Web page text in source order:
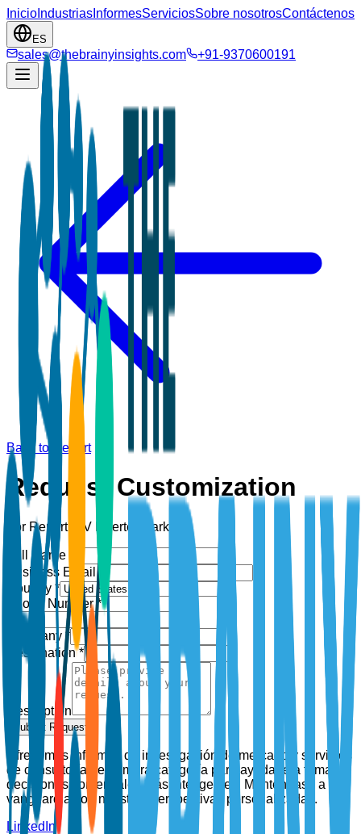
Inicio Industrias InformesServiciosSobre nosotrosContáctenos
ES
sales@thebrainyinsights.com +91-9370600191
Back to Report
Request Customization
For Report: PV Inverter Market
Full Name *
Business Email *
Country *
Phone Number *
Company *
Designation *
Description
Submit Request
Ofrecemos informes de investigación de mercado y servicios
de consultoría de primera categoría para ayudarle a tomar
decisiones comerciales más inteligentes. Manténgase a la
vanguardia con nuestras perspectivas personalizadas.
LinkedIn